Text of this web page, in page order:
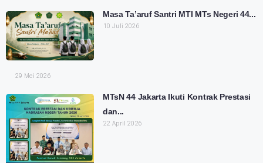
Masa Ta’aruf Santri MTI MTs Negeri 44...
10 Juli 2026
29 Mei 2026
MTsN 44 Jakarta Ikuti Kontrak Prestasi
dan...
22 April 2026